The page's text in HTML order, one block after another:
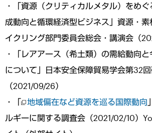
・「資源（クリティカルメタル）をめ
成動向と循環経済型ビジネス」資源・
イクリング部門委員会総会・講演会（
・「レアアース（希土類）の需給動向
について」日本安全保障貿易学会第32
（2021/09/26）
・「
地域偏在など資源を巡る国際動向
ルギーに関する調査会（2021/02/10）